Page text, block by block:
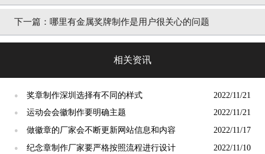
下一篇： 哪里有金属奖牌制作是用户很关心的问题
相关资讯
● 奖章制作深圳选择有不同的样式 2022/11/21
● 运动会会徽制作要明确主题 2022/11/21
● 做徽章的厂家会不断更新网站信息和内容 2022/11/17
● 纪念章制作厂家要严格按照流程进行设计 2022/11/10